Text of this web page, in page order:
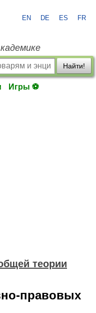
EN DE ES FR
Найти!
Игры ⚽
теории
правовых